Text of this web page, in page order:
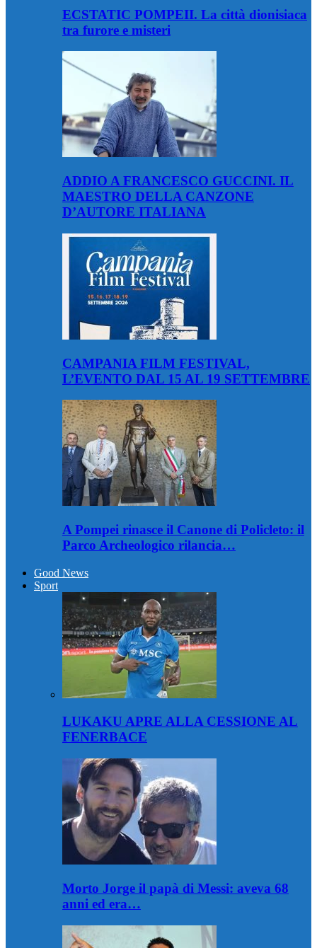
ECSTATIC POMPEII. La città dionisiaca
tra furore e misteri
ADDIO A FRANCESCO GUCCINI. IL
MAESTRO DELLA CANZONE
D’AUTORE ITALIANA
CAMPANIA FILM FESTIVAL,
L’EVENTO DAL 15 AL 19 SETTEMBRE
A Pompei rinasce il Canone di Policleto: il
Parco Archeologico rilancia…
Good News
Sport
LUKAKU APRE ALLA CESSIONE AL
FENERBACE
Morto Jorge il papà di Messi: aveva 68
anni ed era…